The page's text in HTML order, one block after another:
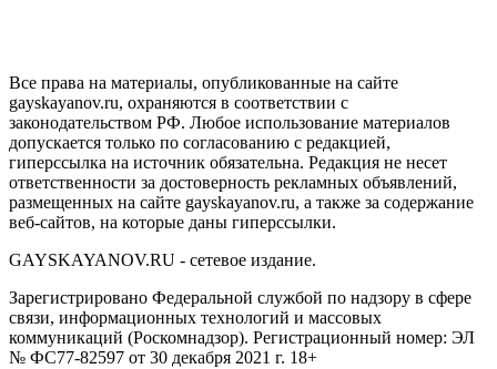
Все права на материалы, опубликованные на сайте
gayskayanov.ru, охраняются в соответствии с
законодательством РФ. Любое использование материалов
допускается только по согласованию с редакцией,
гиперссылка на источник обязательна. Редакция не несет
ответственности за достоверность рекламных объявлений,
размещенных на сайте gayskayanov.ru, а также за содержание
веб-сайтов, на которые даны гиперссылки.
GAYSKAYANOV.RU - сетевое издание.
Зарегистрировано Федеральной службой по надзору в сфере
связи, информационных технологий и массовых
коммуникаций (Роскомнадзор). Регистрационный номер: ЭЛ
№ ФС77-82597 от 30 декабря 2021 г. 18+